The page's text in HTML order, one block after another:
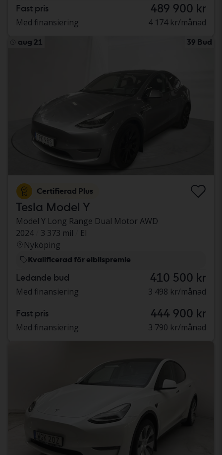
Fast pris 489 900 kr
Med finansiering 4 174 kr/månad
aug 21 39 Bud
Certifierad Plus
Tesla Model Y
Model Y Long Range Dual Motor AWD
2024
3 373 mil
El
Nyköping
Kvalificerad för elbilspremie
Ledande bud 410 500 kr
Med finansiering 3 498 kr/månad
Fast pris 444 900 kr
Med finansiering 3 790 kr/månad